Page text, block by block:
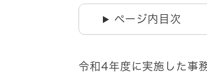
道路・河川・交通ページ内目次
令和4年度に実施した事